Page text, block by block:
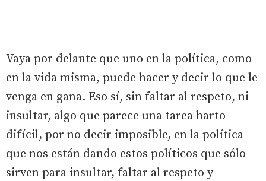
Vaya por delante que uno en la política, como
en la vida misma, puede hacer y decir lo que le
venga en gana. Eso sí, sin faltar al respeto, ni
insultar, algo que parece una tarea harto
difícil, por no decir imposible, en la política
que nos están dando estos políticos que sólo
sirven para insultar, faltar al respeto y